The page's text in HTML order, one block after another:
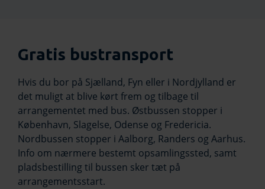
Gratis bustransport
Hvis du bor på Sjælland, Fyn eller i Nordjylland er
det muligt at blive kørt frem og tilbage til
arrangementet med bus. Østbussen stopper i
København, Slagelse, Odense og Fredericia.
Nordbussen stopper i Aalborg, Randers og Aarhus.
Info om nærmere bestemt opsamlingssted, samt
pladsbestilling til bussen sker tæt på
arrangementsstart.